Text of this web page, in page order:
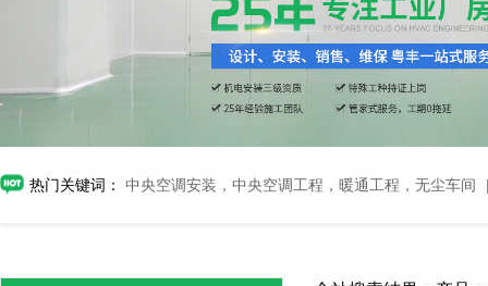
热门关键词： 中央空调安装，中央空调工程，暖通工程，无尘车间